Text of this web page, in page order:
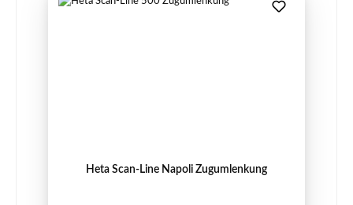
Heta Scan-Line Napoli Zugumlenkung